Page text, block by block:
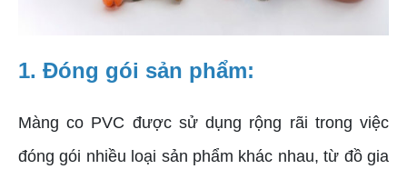
1. Đóng gói sản phẩm:
Màng co PVC được sử dụng rộng rãi trong việc
đóng gói nhiều loại sản phẩm khác nhau, từ đồ gia